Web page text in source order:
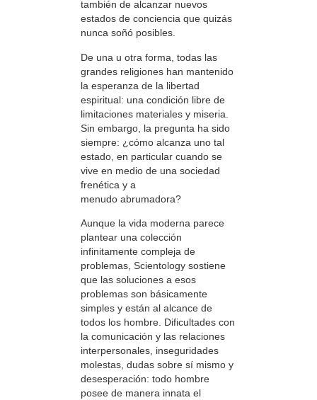
también de alcanzar nuevos
estados de conciencia que quizás
nunca soñó posibles.
De una u otra forma, todas las
grandes religiones han mantenido
la esperanza de la libertad
espiritual: una condición libre de
limitaciones materiales y miseria.
Sin embargo, la pregunta ha sido
siempre: ¿cómo alcanza uno tal
estado, en particular cuando se
vive en medio de una sociedad
frenética y a
menudo abrumadora?
Aunque la vida moderna parece
plantear una colección
infinitamente compleja de
problemas, Scientology sostiene
que las soluciones a esos
problemas son básicamente
simples y están al alcance de
todos los hombre. Dificultades con
la comunicación y las relaciones
interpersonales, inseguridades
molestas, dudas sobre sí mismo y
desesperación: todo hombre
posee de manera innata el